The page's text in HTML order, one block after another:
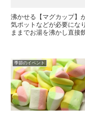
沸かせる【マグカップ】がすごい！ お湯を沸か
気ポットなどが必要になります。 この「マグカップ
ままでお湯を沸かし直接飲むこと
季節のイベント